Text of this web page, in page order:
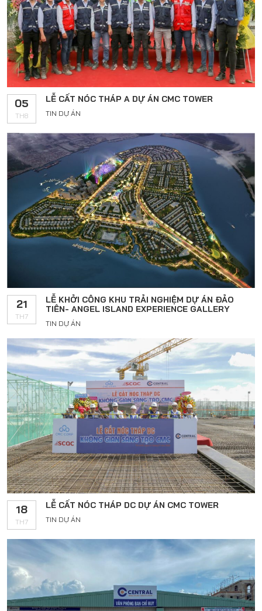
05
TH8
LỄ CẤT NÓC THÁP A DỰ ÁN CMC TOWER
TIN DỰ ÁN
21
TH7
LỄ KHỞI CÔNG KHU TRẢI NGHIỆM DỰ ÁN ĐẢO
TIÊN- ANGEL ISLAND EXPERIENCE GALLERY
TIN DỰ ÁN
18
TH7
LỄ CẤT NÓC THÁP DC DỰ ÁN CMC TOWER
TIN DỰ ÁN